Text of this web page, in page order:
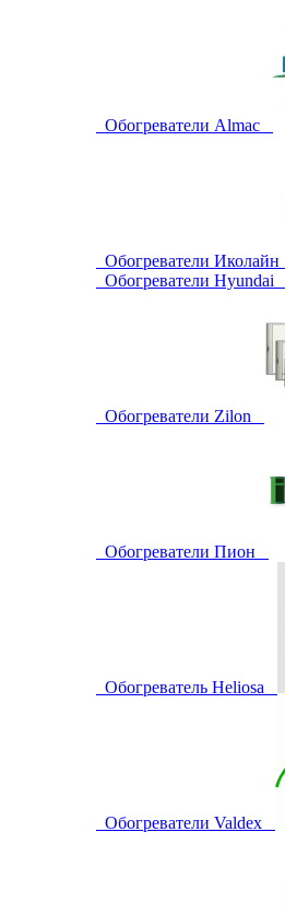
Обогреватели Almac
Обогреватели Иколайн
Обогреватели Hyundai
Обогреватели Zilon
Обогреватели Пион
Обогреватель Heliosa
Обогреватели Valdex